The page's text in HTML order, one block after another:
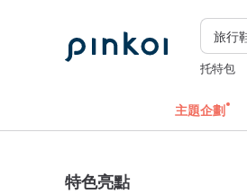
托特包
主題企劃
特色亮點